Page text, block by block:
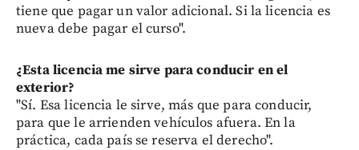
tiene que pagar un valor adicional. Si la licencia es
nueva debe pagar el curso".
¿Esta licencia me sirve para conducir en el
exterior?
"Sí. Esa licencia le sirve, más que para conducir,
para que le arrienden vehículos afuera. En la
práctica, cada país se reserva el derecho".